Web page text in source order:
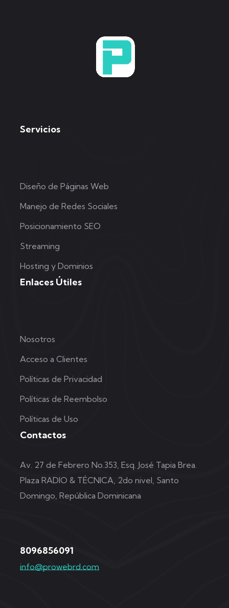
Servicios
Diseño de Páginas Web
Manejo de Redes Sociales
Posicionamiento SEO
Streaming
Hosting y Dominios
Enlaces Útiles
Nosotros
Acceso a Clientes
Políticas de Privacidad
Políticas de Reembolso
Políticas de Uso
Contactos
Av. 27 de Febrero No.353, Esq. José Tapia Brea.
Plaza RADIO & TÉCNICA, 2do nivel, Santo
Domingo, República Dominicana
8096856091
info@prowebrd.com